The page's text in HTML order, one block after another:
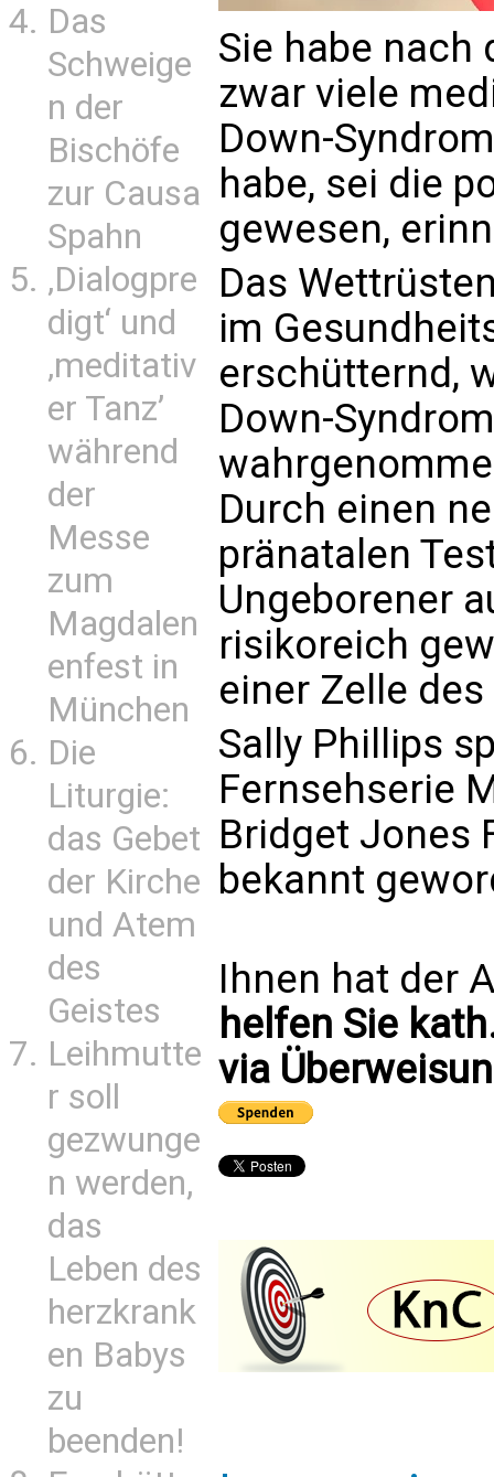
Das
Schweige
n der
Bischöfe
zur Causa
Spahn
‚Dialogpre
digt‘ und
‚meditativ
er Tanz’
während
der
Messe
zum
Magdalen
enfest in
München
Die
Liturgie:
das Gebet
der Kirche
und Atem
des
Geistes
Leihmutte
r soll
gezwunge
n werden,
das
Leben des
herzkrank
en Babys
zu
beenden!
Sie habe nach
zwar viele
Down-
habe, sei die
gewesen,
Das
im
erschütternd,
Down-
Durch einen
pränatalen
Ungeborener
risikoreich
einer Zelle
Sally Phillips
Fernsehserie
Bridget
bekannt
Ihnen hat der
helfen Sie
via